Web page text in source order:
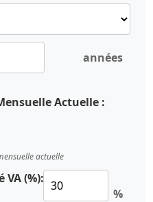
années
Actuelle :
actuelle
(%):
%